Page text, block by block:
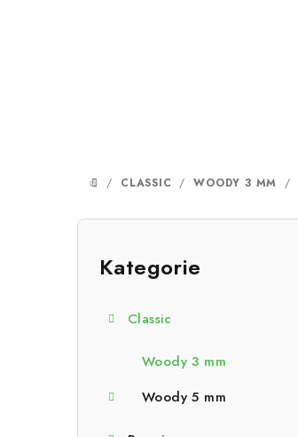
DOMŮ
/ CLASSIC / WOODY 3 MM /
P
Přeskočit
Kategorie
Classic
Woody 3 mm
Woody 5 mm